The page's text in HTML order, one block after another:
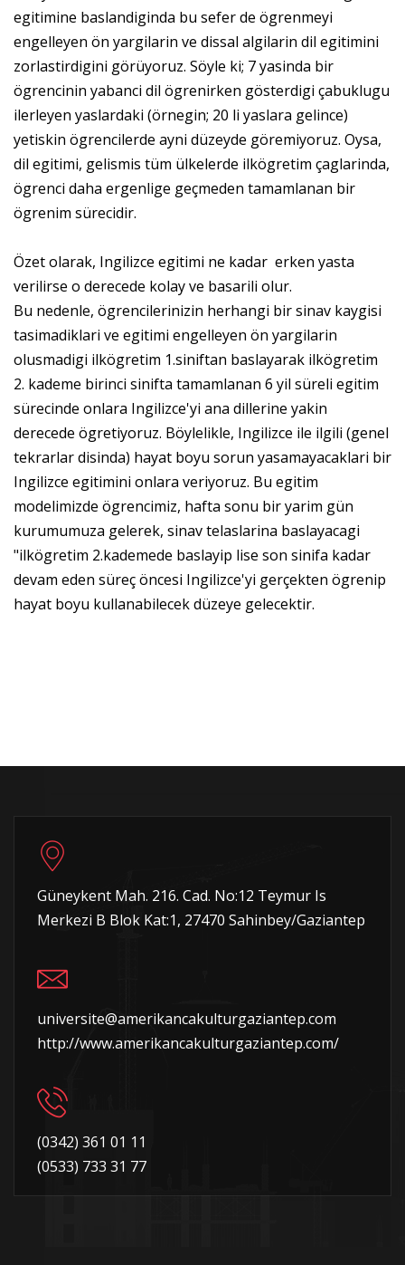
egitimine baslandiginda bu sefer de ögrenmeyi
engelleyen ön yargilarin ve dissal algilarin dil egitimini
zorlastirdigini görüyoruz. Söyle ki; 7 yasinda bir
ögrencinin yabanci dil ögrenirken gösterdigi çabuklugu
ilerleyen yaslardaki (örnegin; 20 li yaslara gelince)
yetiskin ögrencilerde ayni düzeyde göremiyoruz. Oysa,
dil egitimi, gelismis tüm ülkelerde ilkögretim çaglarinda,
ögrenci daha ergenlige geçmeden tamamlanan bir
ögrenim sürecidir.
Özet olarak, Ingilizce egitimi ne kadar erken yasta
verilirse o derecede kolay ve basarili olur.
Bu nedenle, ögrencilerinizin herhangi bir sinav kaygisi
tasimadiklari ve egitimi engelleyen ön yargilarin
olusmadigi ilkögretim 1.siniftan baslayarak ilkögretim
2. kademe birinci sinifta tamamlanan 6 yil süreli egitim
sürecinde onlara Ingilizce'yi ana dillerine yakin
derecede ögretiyoruz. Böylelikle, Ingilizce ile ilgili (genel
tekrarlar disinda) hayat boyu sorun yasamayacaklari bir
Ingilizce egitimini onlara veriyoruz. Bu egitim
modelimizde ögrencimiz, hafta sonu bir yarim gün
kurumumuza gelerek, sinav telaslarina baslayacagi
"ilkögretim 2.kademede baslayip lise son sinifa kadar
devam eden süreç öncesi Ingilizce'yi gerçekten ögrenip
hayat boyu kullanabilecek düzeye gelecektir.
Güneykent Mah. 216. Cad. No:12 Teymur Is
Merkezi B Blok Kat:1, 27470 Sahinbey/Gaziantep
universite@amerikancakulturgaziantep.com
http://www.amerikancakulturgaziantep.com/
(0342) 361 01 11
(0533) 733 31 77